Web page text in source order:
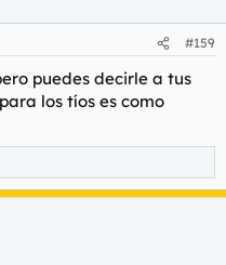
#159
puedes decirle a tus
los tíos es como